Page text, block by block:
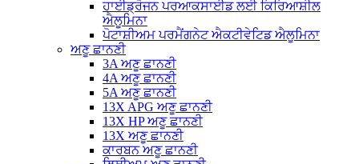
ਹਾਈਡ੍ਰੋਜਨ ਪਰਆਕਸਾਈਡ ਲਈ ਕਿਰਿਆਸ਼ੀਲ
ਐਲੂਮਿਨਾ
ਪੋਟਾਸ਼ੀਅਮ ਪਰਮੈਂਗਨੇਟ ਐਕਟੀਵੇਟਿਡ ਐਲੂਮਿਨਾ
ਅਣੂ ਛਾਨਣੀ
3A ਅਣੂ ਛਾਨਣੀ
4A ਅਣੂ ਛਾਨਣੀ
5A ਅਣੂ ਛਾਨਣੀ
13X APG ਅਣੂ ਛਾਨਣੀ
13X HP ਅਣੂ ਛਾਨਣੀ
13X ਅਣੂ ਛਾਨਣੀ
ਕਾਰਬਨ ਅਣੂ ਛਾਨਣੀ